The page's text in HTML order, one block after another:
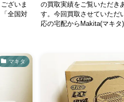
ざいま
全国対
の買取実績をご覧いただき
す。今回買取させていただ
応の宅配からMakita(マキタ
マキタ